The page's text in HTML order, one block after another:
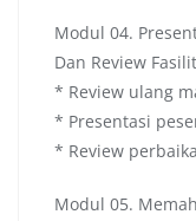
Modul 04.
Dan Review
* Review ulang
* Presentasi
* Review
Modul 05.